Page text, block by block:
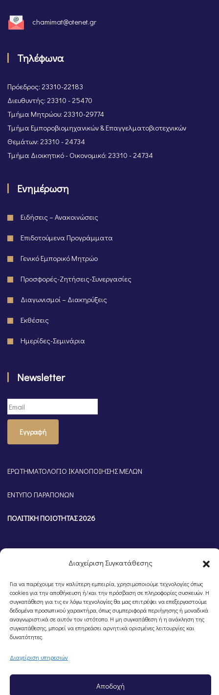
Διαχείριση Συγκατάθεσης
Για να παρέχουμε την καλύτερη εμπειρία, χρησιμοποιούμε τεχνολογίες όπως
cookies για την αποθήκευση ή/και την πρόσβαση σε πληροφορίες συσκευών. Η
συγκατάθεση για τις εν λόγω τεχνολογίες θα μας επιτρέψει να επεξεργαστούμε
δεδομένα προσωπικού χαρακτήρα, όπως συμπεριφορά περιήγησης ή μοναδικά
αναγνωριστικά σε αυτόν τον ιστότοπο. Η μη συγκατάθεση ή η ανάκληση της
συγκατάθεσης, μπορεί να επηρεάσει αρνητικά ορισμένες λειτουργίες και
δυνατότητες.
Διαχείριση υπηρεσιών
Αποδοχή
chamimat@otenet.gr
Τηλέφωνα
Πρόεδρος: 23310-22183
Διευθυντής: 23310 - 25470
Τμήμα Μητρώου: 23310-29774
Τμήμα Εμποροβιομηχανικών & Επαγγελματοβιοτεχνικών
Θεμάτων: 23310 - 24734
Τμήμα Διοικητικό - Οικονομικό: 23310 - 24734
Ενημέρωση
Ειδήσεις – Ανακοινώσεις
Επιδοτούμενα Προγράμματα
Γενικό Εμπορικό Μητρώο
Προσφορές-Ζητήσεις-Συνεργασίες
Διαγωνισμοί – Διακηρύξεις
Εκθέσεις
Ημερίδες-Σεμινάρια
Newsletter
Εγγραφή
ΕΡΩΤΗΜΑΤΟΛΟΓΙΟ ΙΚΑΝΟΠΟΙΗΣΗΣ ΜΕΛΩΝ
ΕΝΤΥΠΟ ΠΑΡΑΠΟΝΩΝ
ΠΟΛΙΤΙΚΗ ΠΟΙΟΤΗΤΑΣ 2026
©Portal Επιμελητηρίου Ημαθίας, Powered byKnowledge A.E.